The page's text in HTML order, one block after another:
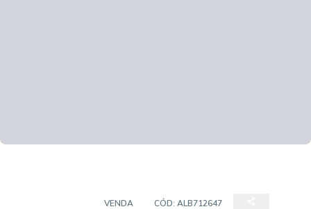
VENDA CÓD: ALB712647